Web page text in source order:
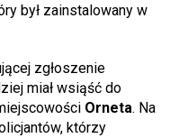
był zainstalowany w
zgłoszenie
miał wsiąść do
Orneta. Na
którzy